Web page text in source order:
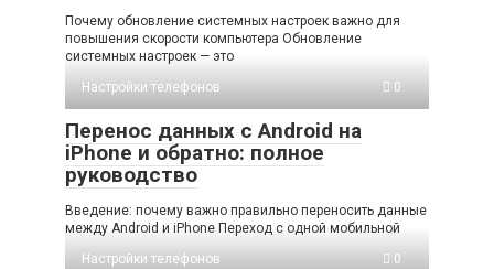
Почему обновление системных настроек важно для
повышения скорости компьютера Обновление
системных настроек — это
Настройки телефонов
0
Перенос данных с Android на
iPhone и обратно: полное
руководство
Введение: почему важно правильно переносить данные
между Android и iPhone Переход с одной мобильной
Настройки телефонов
0